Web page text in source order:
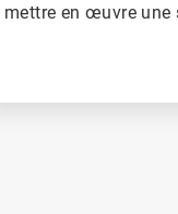
mettre en œuvre une